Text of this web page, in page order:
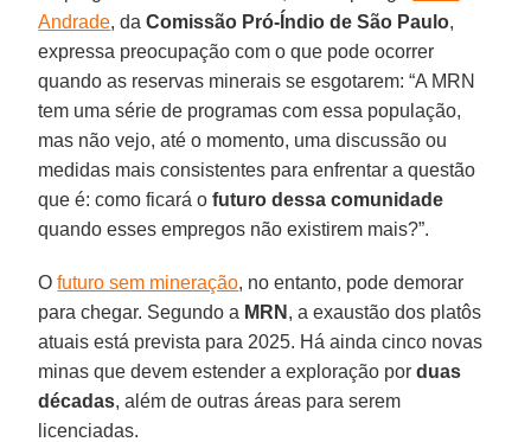
Andrade, daComissão Pró-Índio de São Paulo,
expressa preocupação com o que pode ocorrer
quando as reservas minerais se esgotarem: “A MRN
tem uma série de programas com essa população,
mas não vejo, até o momento, uma discussão ou
medidas mais consistentes para enfrentar a questão
que é: como ficará ofuturo dessa comunidade
quando esses empregos não existirem mais?”.
Ofuturo sem mineração, no entanto, pode demorar
para chegar. Segundo a MRN , a exaustão dos platôs
atuais está prevista para 2025. Há ainda cinco novas
minas que devem estender a exploração por duas
décadas, além de outras áreas para serem
licenciadas.